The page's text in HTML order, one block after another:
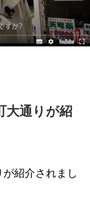
大通りが紹
紹介されまし